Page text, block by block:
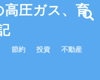
高圧ガス、育
節約 投資 不動産